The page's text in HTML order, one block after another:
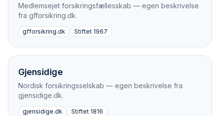
Medlemsejet forsikringsfællesskab — egen beskrivelse
fra gfforsikring.dk.
gfforsikring.dk Stiftet 1967
Gjensidige
Nordisk forsikringsselskab — egen beskrivelse fra
gjensidige.dk.
gjensidige.dk Stiftet 1816